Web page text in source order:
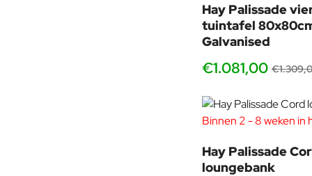
Hay Palissade
tuintafel
Galvanised
€1.081,00
Binnen 2 - 8 weken in
Hay Palissade
loungebank